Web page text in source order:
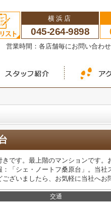
横浜店
045-264-9898
営業時間：各店舗毎にお問い合わ
です。最上階のマンションです
「シェ・ノートフ桑原台」。当社
ざいましたら、お気軽に当社へお
交通